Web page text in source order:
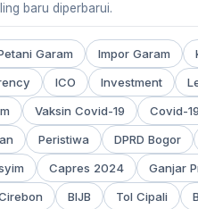
baru diperbarui.
Garam Impor Garam
ICO Investment
Vaksin Covid-19 Covid-19
Peristiwa DPRD Bogor
Capres 2024 Ganjar
BIJB Tol Cipali